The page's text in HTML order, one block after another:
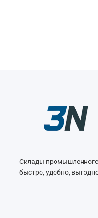
Склады
быстро, удобно,